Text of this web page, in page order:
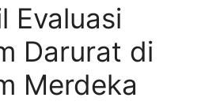
Evaluasi
Darurat di
Merdeka